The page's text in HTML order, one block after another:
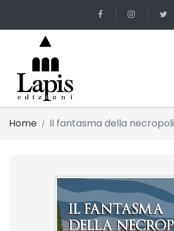
Home Il fantasma della necropoli